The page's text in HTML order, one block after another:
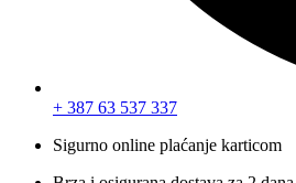
+ 387 63 537 337
Sigurno online plaćanje karticom